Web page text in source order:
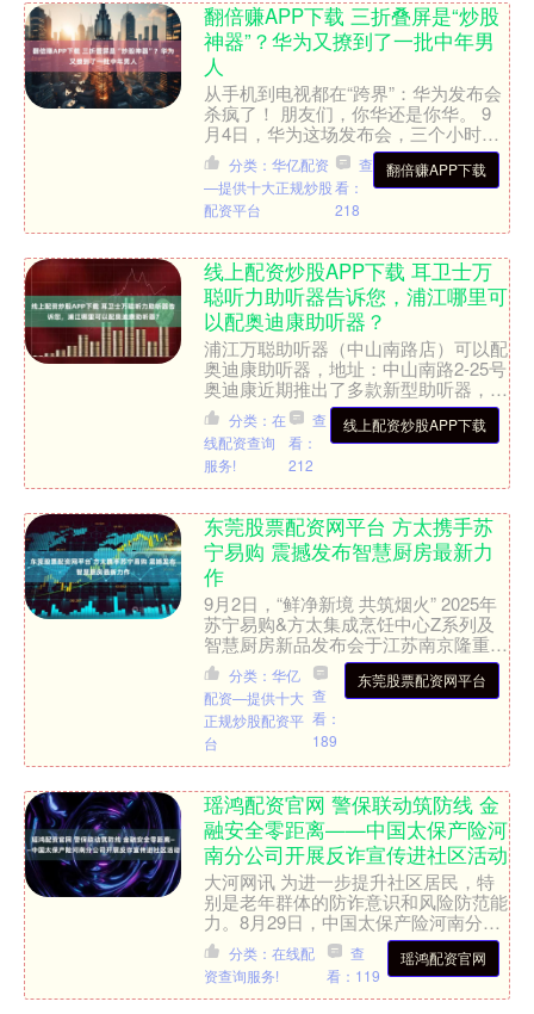
翻倍赚APP下载 三折叠屏是“炒股
神器”？华为又撩到了一批中年男
人
从手机到电视都在“跨界”：华为发布会
杀疯了！ 朋友们，你华还是你华。 9
月4日，华为这场发布会，三个小时，
哐哐扔出五款新品——Mate XTs、
Mate TV/....
翻倍赚APP下载
分类：华亿配资
—提供十大正规炒股
配资平台
查
看：
218
线上配资炒股APP下载 耳卫士万
聪听力助听器告诉您，浦江哪里可
以配奥迪康助听器？
浦江万聪助听器（中山南路店）可以配
奥迪康助听器，地址：中山南路2-25号
奥迪康近期推出了多款新型助听器，以
下是一些较新的产品： 奥迪康 Intent
系列：2....
线上配资炒股APP下载
分类：在
线配资查询
服务!
查
看：
212
东莞股票配资网平台 方太携手苏
宁易购 震撼发布智慧厨房最新力
作
9月2日，“鲜净新境 共筑烟火” 2025年
苏宁易购&方太集成烹饪中心Z系列及
智慧厨房新品发布会于江苏南京隆重举
行，苏宁易购集团总裁助理厨卫商品事
业部总裁柳赛、....
东莞股票配资网平台
分类：华亿
配资—提供十大
正规炒股配资平
台
查
看：
189
瑶鸿配资官网 警保联动筑防线 金
融安全零距离——中国太保产险河
南分公司开展反诈宣传进社区活动
大河网讯 为进一步提升社区居民，特
别是老年群体的防诈意识和风险防范能
力。8月29日，中国太保产险河南分公
司携手郑州市公安局金水分局反诈中
心，走进文联社区开展“防....瑶鸿配资官网
分类：在线配
资查询服务!
查
看：119